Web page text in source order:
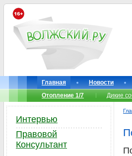
Главная Новости
Отопление 1/7
Дикие
Интервью
Правовой
Консультант